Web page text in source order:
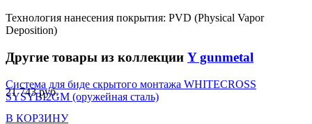
Технология нанесения покрытия: PVD (Physical Vapor
Deposition)
Другие товары из коллекции Y gunmetal
Система для биде скрытого монтажа WHITECROSS
SYSYBI2GM (оружейная сталь)
21 743 руб.
В КОРЗИНУ